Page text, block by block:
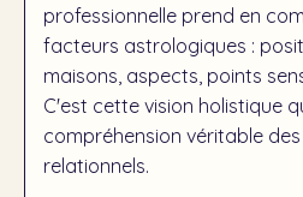
professionnelle prend en
facteurs astrologiques :
maisons, aspects, points
C'est cette vision holistique
compréhension véritable
relationnels.